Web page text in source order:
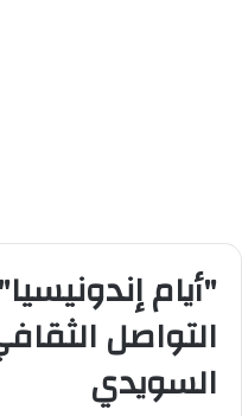
"أيام
التواصل
السويدي